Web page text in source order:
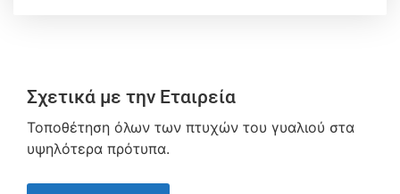
Σχετικά με την Εταιρεία
Τοποθέτηση όλων των πτυχών του γυαλιού στα
υψηλότερα πρότυπα.